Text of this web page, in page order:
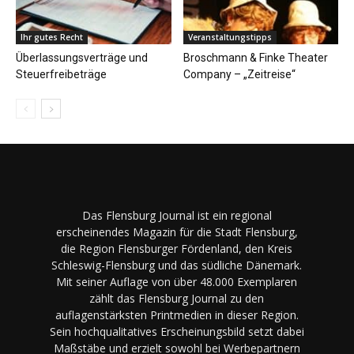
Ihr gutes Recht
Überlassungsverträge und
Steuerfreibeträge
Veranstaltungstipps
Broschmann & Finke Theater
Company – „Zeitreise“
Das Flensburg Journal ist ein regional
erscheinendes Magazin für die Stadt Flensburg,
die Region Flensburger Fördenland, den Kreis
Schleswig-Flensburg und das südliche Dänemark.
Mit seiner Auflage von über 48.000 Exemplaren
zählt das Flensburg Journal zu den
auflagenstärksten Printmedien in dieser Region.
Sein hochqualitatives Erscheinungsbild setzt dabei
Maßstäbe und erzielt sowohl bei Werbepartnern